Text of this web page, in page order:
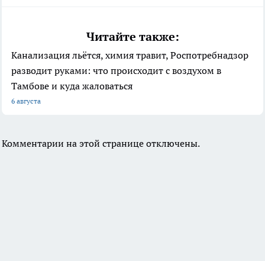
Читайте также:
Канализация льётся, химия травит, Роспотребнадзор
разводит руками: что происходит с воздухом в
Тамбове и куда жаловаться
6 августа
Комментарии на этой странице отключены.